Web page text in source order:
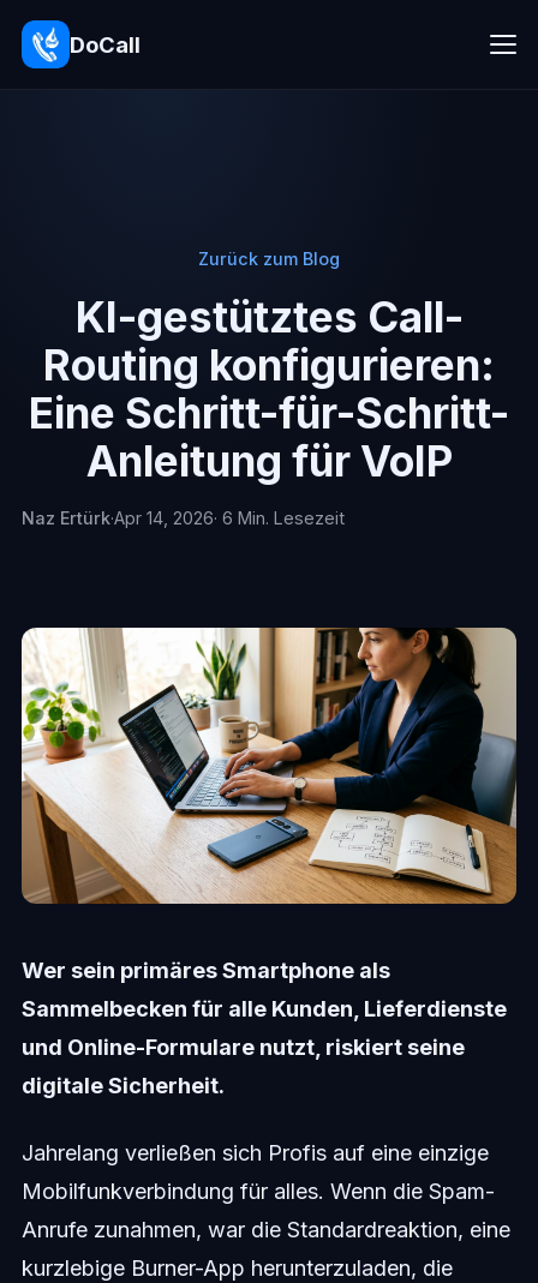
DoCall
Zurück zum Blog
KI-gestütztes Call-
Routing konfigurieren:
Eine Schritt-für-Schritt-
Anleitung für VoIP
Naz Ertürk·Apr 14, 2026· 6 Min. Lesezeit
Wer sein primäres Smartphone als
Sammelbecken für alle Kunden, Lieferdienste
und Online-Formulare nutzt, riskiert seine
digitale Sicherheit.
Jahrelang verließen sich Profis auf eine einzige
Mobilfunkverbindung für alles. Wenn die Spam-
Anrufe zunahmen, war die Standardreaktion, eine
kurzlebige Burner-App herunterzuladen, die